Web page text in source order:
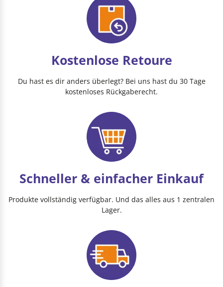
Kostenlose Retoure
Du hast es dir anders überlegt? Bei uns hast du 30 Tage
kostenloses Rückgaberecht.
Schneller & einfacher Einkauf
Produkte vollständig verfügbar. Und das alles aus 1 zentralen
Lager.